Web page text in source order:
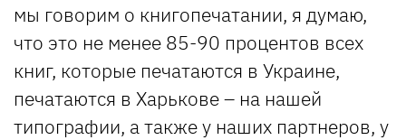
мы говорим о книгопечатании, я думаю,
что это не менее 85-90 процентов всех
книг, которые печатаются в Украине,
печатаются в Харькове – на нашей
типографии, а также у наших партнеров, у